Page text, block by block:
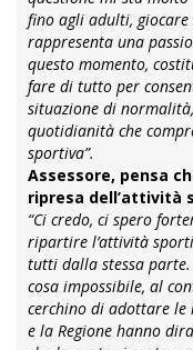
fino agli adulti,
rappresenta una
questo momento,
fare di tutto per
situazione di
quotidianità che
sportiva”.
Assessore, pensa
ripresa dell’attività
“Ci credo, ci spero
ripartire l’attività
tutti dalla stessa
cosa impossibile, al
cerchino di adottare le
e la Regione hanno